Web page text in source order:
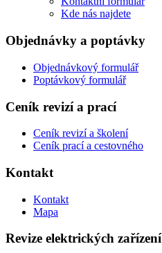
Kde nás najdete
Objednávky a poptávky
Objednávkový formulář
Poptávkový formulář
Ceník revizí a prací
Ceník revizí a školení
Ceník prací a cestovného
Kontakt
Kontakt
Mapa
Revize elektrických zařízení